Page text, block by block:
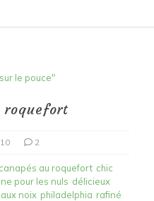
le pouce"
roquefort
2
canapés au roquefort chic
pour les nuls délicieux
noix philadelphia rafiné